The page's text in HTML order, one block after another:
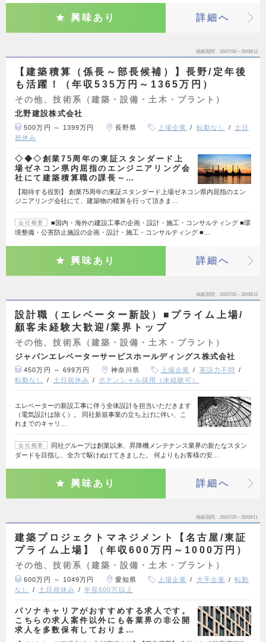
興味あり 詳細へ
掲載期間 26/07/30～26/08/12
【建築積算（係長～部長候補）】長野/定年後
も活躍！（年収535万円～1365万円）
その他、技術系（建築・設備・土木・プラント）
北野建設株式会社
500万円 ～ 1399万円 長野県 上場企業 転勤なし
土日
祝休み
◇◆◇創業75周年の東証スタンダード上
場ゼネコン県内屈指のエンジニアリング会
社にて建築積算職の課長～…
【期待する役割】 創業75周年の東証スタンダード上場ゼネコン県内屈指のエン
ジニアリング会社にて、建築物の積算を行って頂きま…
会社概要
■国内・海外の建設工事の企画・設計・施工・コンサルティング ■環
境整備・公害防止施設の企画・設計・施工・コンサルティング ■…
興味あり 詳細へ
掲載期間 26/07/30～26/08/12
設計職（エレベーター新設）■プライム上場/
顧客未経験大歓迎/業界トップ
その他、技術系（建築・設備・土木・プラント）
ジャパンエレベーターサービスホールディングス株式会社
450万円 ～ 699万円 神奈川県 上場企業
英語力不問
転勤なし
土日祝休み ポテンシャル採用（未経験可）
エレベーターの新設工事に伴う全体設計を担当いただきます
（電気設計は除く）。 同社新規事業の立ち上げに伴い、こ
れまでのキャリ…
会社概要
同社グループは創業以来、昇降機メンテナンス業界の新たなスタン
ダードを目指し、全力で駆けぬけてきました。 何よりもお客様の安…
興味あり 詳細へ
掲載期間 26/07/29～26/08/11
建築プロジェクトマネジメント【名古屋/東証
プライム上場】（年収600万円～1000万円）
その他、技術系（建築・設備・土木・プラント）
600万円 ～ 1049万円 愛知県 上場企業 大手企業
転勤
なし
土日祝休み 年収600万以上
パソナキャリアがおすすめする求人です。
こちらの求人案件以外にも各業界の非公開
求人を多数保有しておりま…